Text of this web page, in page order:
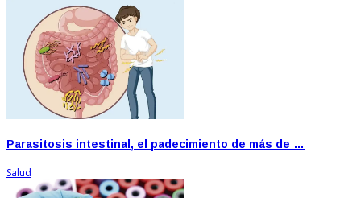
Parasitosis intestinal, el padecimiento de más de …
Salud